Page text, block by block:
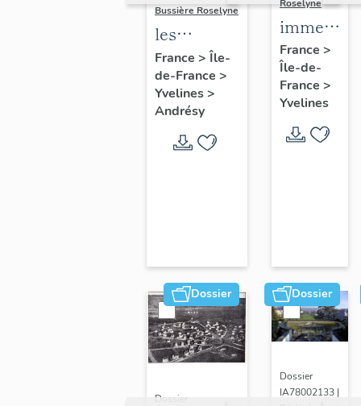
Bussière Roselyne
les
immeubles,
maisons et
fermes du
canton
d'Andrésy
France > Île-
de-France >
Yvelines>
Andrésy
Roselyne
maisons,
fermes
France >
Île-de-
France >
Yvelines
Dossier
Dossier
Dossier
Dossier
IA78002133 |